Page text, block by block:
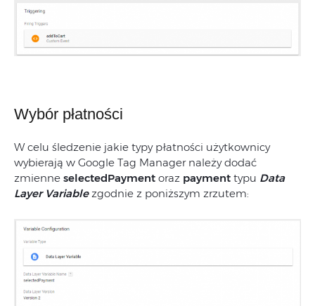
Wybór płatności
W celu śledzenie jakie typy płatności użytkownicy
wybierają w Google Tag Manager należy dodać
zmienne selectedPayment oraz payment typu Data
Layer Variablezgodnie z poniższym zrzutem: